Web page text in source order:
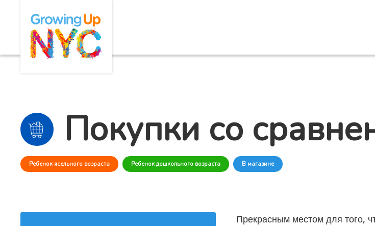
content
Покупки со
Ребенок ясельного возраста Ребенок дошкольного возраста В магазине
Прекрасным местом для того,